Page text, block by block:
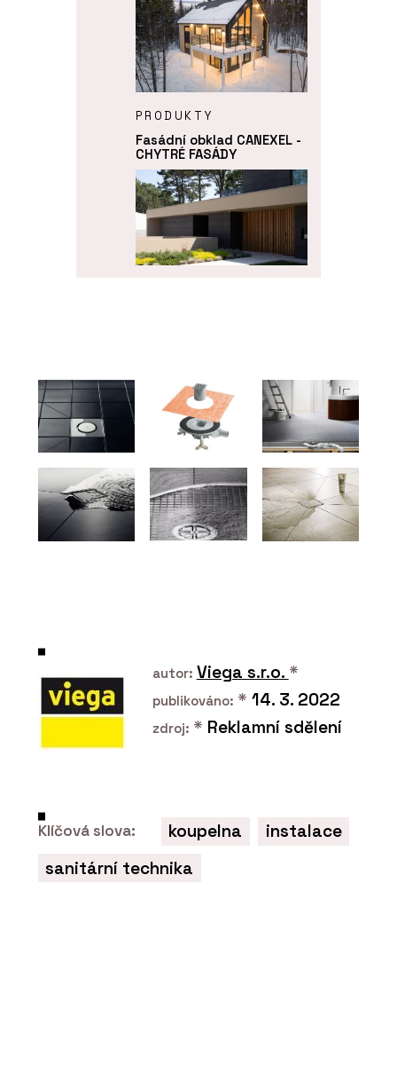
PRODUKTY
Fasádní obklad CANEXEL -
CHYTRÉ FASÁDY
O FIRMĚ
CHYTRÉ FASÁDY
PRODUKTY
Fasádní desky z
vysokotlakého laminátu
MEG - CHYTRÉ FASÁDY
autor: Viega s.r.o. *
publikováno: * 14. 3. 2022
zdroj: * Reklamní sdělení
Klíčová slova: koupelna
instalace
sanitární technika